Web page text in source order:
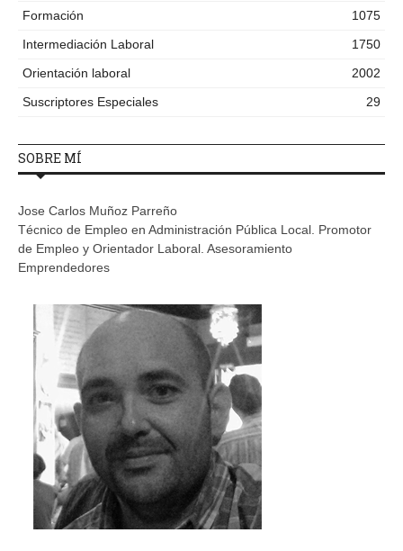
Formación
1075
Intermediación Laboral
1750
Orientación laboral
2002
Suscriptores Especiales
29
SOBRE MÍ
Jose Carlos Muñoz Parreño
Técnico de Empleo en Administración Pública Local. Promotor
de Empleo y Orientador Laboral. Asesoramiento
Emprendedores